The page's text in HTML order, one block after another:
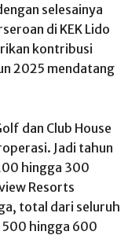
selesainya
di KEK Lido
kontribusi
2025 mendatang
dan Club House
Jadi tahun
hingga 300
Resorts
total dari seluruh
500 hingga 600